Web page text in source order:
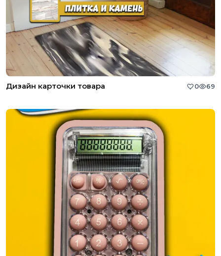
Дизайн карточки товара 0 69